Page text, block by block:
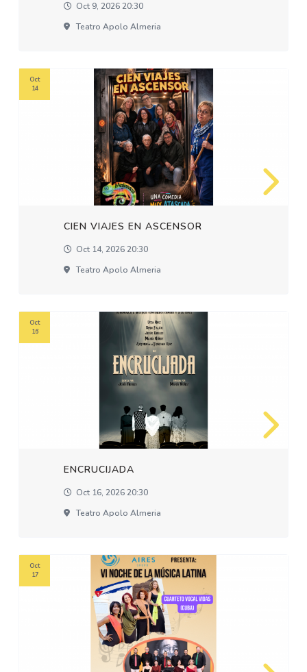
Oct 9, 2026 20:30
Teatro Apolo Almeria
CIEN VIAJES EN ASCENSOR
Oct 14, 2026 20:30
Teatro Apolo Almeria
Oct
14
ENCRUCIJADA
Oct 16, 2026 20:30
Teatro Apolo Almeria
Oct
16
Oct
17